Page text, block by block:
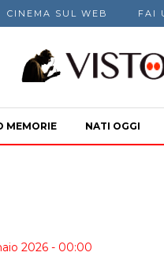
CINEMA SUL WEB FAI
MEMORIE NATI OGGI
2026 - 00:00